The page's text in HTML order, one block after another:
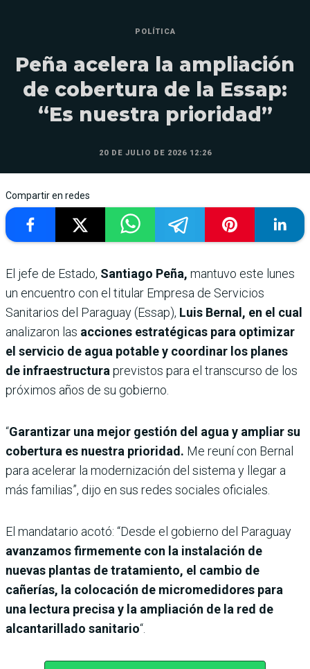
POLÍTICA
Peña acelera la ampliación
de cobertura de la Essap:
“Es nuestra prioridad”
20 DE JULIO DE 2026 12:26
Compartir en redes
El jefe de Estado, Santiago Peña, mantuvo este lunes
un encuentro con el titular Empresa de Servicios
Sanitarios del Paraguay (Essap), Luis Bernal, en el cual
analizaron las acciones estratégicas para optimizar
el servicio de agua potable y coordinar los planes
de infraestructura previstos para el transcurso de los
próximos años de su gobierno.
“Garantizar una mejor gestión del agua y ampliar su
cobertura es nuestra prioridad. Me reuní con Bernal
para acelerar la modernización del sistema y llegar a
más familias”, dijo en sus redes sociales oficiales.
El mandatario acotó: “Desde el gobierno del Paraguay
avanzamos firmemente con la instalación de
nuevas plantas de tratamiento, el cambio de
cañerías, la colocación de micromedidores para
una lectura precisa y la ampliación de la red de
alcantarillado sanitario“.